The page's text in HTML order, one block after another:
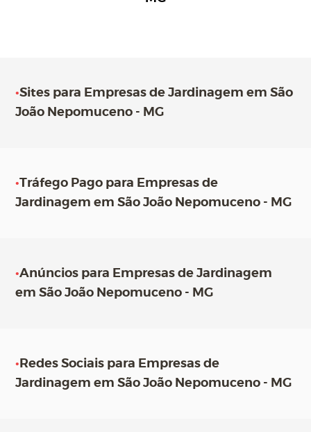
•Sites para Empresas de Jardinagem em São
João Nepomuceno - MG
•Tráfego Pago para Empresas de
Jardinagem em São João Nepomuceno - MG
•Anúncios para Empresas de Jardinagem
em São João Nepomuceno - MG
• Redes Sociais para Empresas de
Jardinagem em São João Nepomuceno - MG